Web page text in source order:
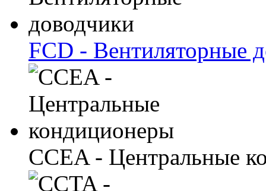
FCD - Вентиляторные
CCEA - Центральные